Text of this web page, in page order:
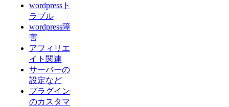
wordpressト
ラブル
wordpress障
害
アフィリエ
イト関連
サーバーの
設定など
プラグイン
のカスタマ